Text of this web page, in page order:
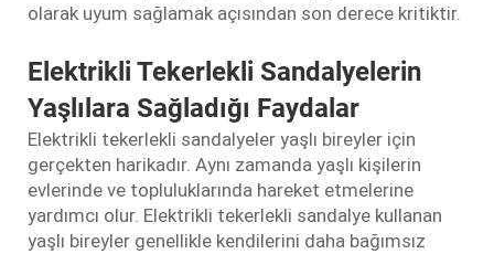
olarak uyum sağlamak açısından son derece kritiktir.
Elektrikli Tekerlekli Sandalyelerin
Yaşlılara Sağladığı Faydalar
Elektrikli tekerlekli sandalyeler yaşlı bireyler için
gerçekten harikadır. Aynı zamanda yaşlı kişilerin
evlerinde ve topluluklarında hareket etmelerine
yardımcı olur. Elektrikli tekerlekli sandalye kullanan
yaşlı bireyler genellikle kendilerini daha bağımsız